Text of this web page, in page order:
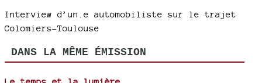
Interview d’un.e automobiliste sur le trajet
Colomiers-Toulouse
DANS LA MÊME ÉMISSION